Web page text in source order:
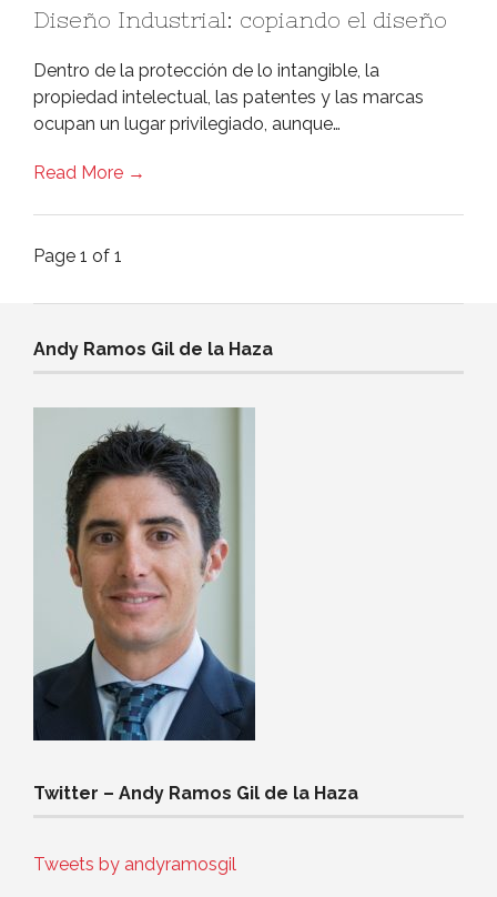
Diseño Industrial: copiando el diseño
Dentro de la protección de lo intangible, la
propiedad intelectual, las patentes y las marcas
ocupan un lugar privilegiado, aunque…
Read More →
Page 1 of 1
Andy Ramos Gil de la Haza
Twitter – Andy Ramos Gil de la Haza
Tweets by andyramosgil